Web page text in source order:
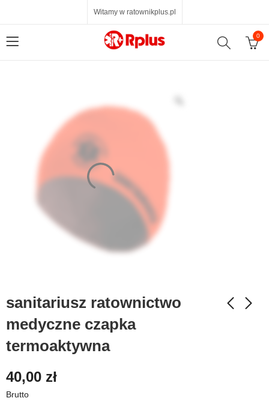
Witamy w ratownikplus.pl
0
sanitariusz ratownictwo
medyczne czapka
termoaktywna
40,00 zł
Brutto